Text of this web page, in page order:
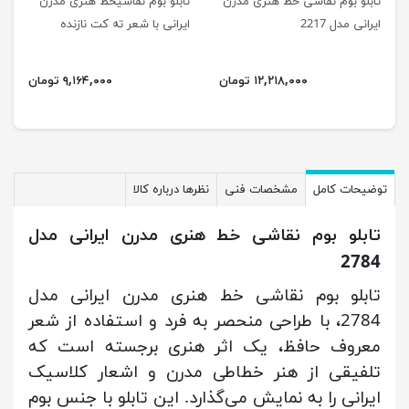
ایرانی مدل 2217
۱۲,۲۱۸,۰۰۰ تومان
ایرانی با شعر ته کت نازنده
۹,۱۶۴,۰۰۰ تومان
توضیحات کامل مشخصات فنی نظرها درباره کالا
تابلو بوم نقاشی خط هنری مدرن ایرانی مدل
2784
تابلو بوم نقاشی خط هنری مدرن ایرانی مدل
2784، با طراحی منحصر به فرد و استفاده از شعر
معروف حافظ، یک اثر هنری برجسته است که
تلفیقی از هنر خطاطی مدرن و اشعار کلاسیک
ایرانی را به نمایش می‌گذارد. این تابلو با جنس بوم